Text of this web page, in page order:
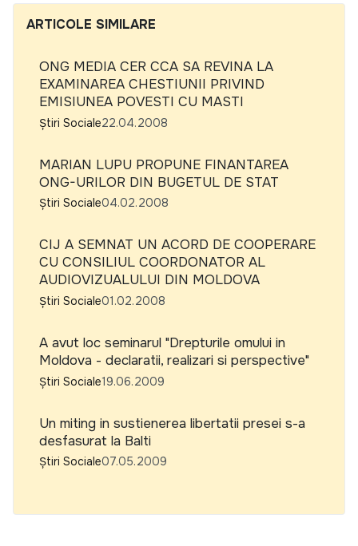
ARTICOLE SIMILARE
ONG MEDIA CER CCA SA REVINA LA
EXAMINAREA CHESTIUNII PRIVIND
EMISIUNEA POVESTI CU MASTI
Știri Sociale22.04.2008
MARIAN LUPU PROPUNE FINANTAREA
ONG-URILOR DIN BUGETUL DE STAT
Știri Sociale04.02.2008
CIJ A SEMNAT UN ACORD DE COOPERARE
CU CONSILIUL COORDONATOR AL
AUDIOVIZUALULUI DIN MOLDOVA
Știri Sociale01.02.2008
A avut loc seminarul "Drepturile omului in
Moldova - declaratii, realizari si perspective"
Știri Sociale19.06.2009
Un miting in sustienerea libertatii presei s-a
desfasurat la Balti
Știri Sociale07.05.2009